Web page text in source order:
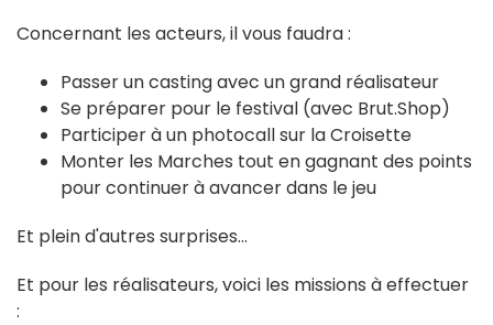
Concernant les acteurs, il vous faudra :
Passer un casting avec un grand réalisateur
Se préparer pour le festival (avec Brut.Shop)
Participer à un photocall sur la Croisette
Monter les Marches tout en gagnant des points
pour continuer à avancer dans le jeu
Et plein d'autres surprises...
Et pour les réalisateurs, voici les missions à effectuer
: